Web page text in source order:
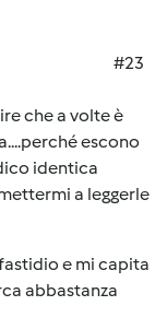
#23
che a volte è
escono
identica
a leggerle
e mi capita
abbastanza